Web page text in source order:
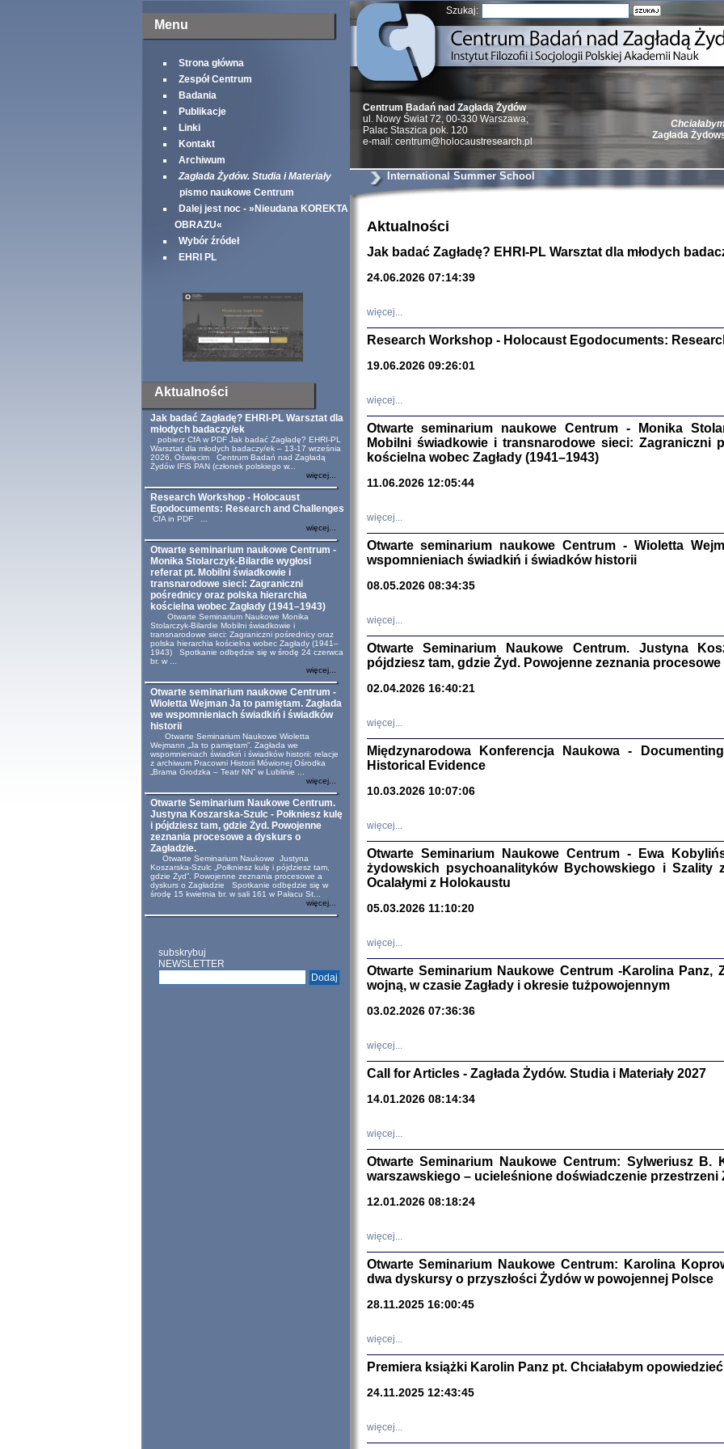
Menu
Strona główna
Zespół Centrum
Badania
Publikacje
Linki
Kontakt
Archiwum
Zagłada Żydów. Studia i Materiały
pismo naukowe Centrum
Dalej jest noc - »Nieudana KOREKTA
OBRAZU«
Wybór źródeł
EHRI PL
Aktualności
Jak badać Zagładę? EHRI-PL Warsztat dla
młodych badaczy/ek
pobierz CfA w PDF Jak badać Zagładę? EHRI-PL
Warsztat dla młodych badaczy/ek – 13-17 września
2026, Oświęcim Centrum Badań nad Zagładą
Żydów IFiS PAN (członek polskiego w...
więcej...
Research Workshop - Holocaust
Egodocuments: Research and Challenges
CfA in PDF ...
więcej...
Otwarte seminarium naukowe Centrum -
Monika Stolarczyk-Bilardie wygłosi
referat pt. Mobilni świadkowie i
transnarodowe sieci: Zagraniczni
pośrednicy oraz polska hierarchia
kościelna wobec Zagłady (1941–1943)
Otwarte Seminarium Naukowe Monika
Stolarczyk-Bilardie Mobilni świadkowie i
transnarodowe sieci: Zagraniczni pośrednicy oraz
polska hierarchia kościelna wobec Zagłady (1941–
1943) Spotkanie odbędzie się w środę 24 czerwca
br. w ...
więcej...
Otwarte seminarium naukowe Centrum -
Wioletta Wejman Ja to pamiętam. Zagłada
we wspomnieniach świadkiń i świadków
historii
Otwarte Seminarium Naukowe Wioletta
Wejmann „Ja to pamiętam”. Zagłada we
wspomnieniach świadkiń i świadków historii: relacje
z archiwum Pracowni Historii Mówionej Ośrodka
„Brama Grodzka – Teatr NN” w Lublinie ...
więcej...
Otwarte Seminarium Naukowe Centrum.
Justyna Koszarska-Szulc - Połkniesz kulę
i pójdziesz tam, gdzie Żyd. Powojenne
zeznania procesowe a dyskurs o
Zagładzie.
Otwarte Seminarium Naukowe Justyna
Koszarska-Szulc „Połkniesz kulę i pójdziesz tam,
gdzie Żyd”. Powojenne zeznania procesowe a
dyskurs o Zagładzie Spotkanie odbędzie się w
środę 15 kwietnia br. w sali 161 w Pałacu St...
więcej...
subskrybuj
NEWSLETTER
Szukaj:
Zagłada
Żydzi w
Natalia Aleksiun,
Deborah Dash
Turski, Laurence
Wagner Rózia
oprac.
oprac.
Zagłada
Studia i
NIE WIEMY CO
Sewek
Centrum Badań nad Zagładą Żydów
ul. Nowy Świat 72, 00-330 Warszawa;
Palac Staszica pok. 120
e-mail: centrum@holocaustresearch.pl
International Summer School
Aktualności
Jak badać Zagładę? EHRI-PL Warsztat dla młodych
24.06.2026 07:14:39
więcej...
Research Workshop - Holocaust Egodocuments:
19.06.2026 09:26:01
więcej...
Otwarte seminarium naukowe Centrum - Monika
Mobilni świadkowie i transnarodowe sieci: Zagraniczni
kościelna wobec Zagłady (1941–1943)
11.06.2026 12:05:44
więcej...
Otwarte seminarium naukowe Centrum - Wioletta
wspomnieniach świadkiń i świadków historii
08.05.2026 08:34:35
więcej...
Otwarte Seminarium Naukowe Centrum. Justyna
pójdziesz tam, gdzie Żyd. Powojenne zeznania procesowe
02.04.2026 16:40:21
więcej...
Międzynarodowa Konferencja Naukowa -
Historical Evidence
10.03.2026 10:07:06
więcej...
Otwarte Seminarium Naukowe Centrum - Ewa
żydowskich psychoanalityków Bychowskiego i
Ocalałymi z Holokaustu
05.03.2026 11:10:20
więcej...
Otwarte Seminarium Naukowe Centrum -Karolina Panz,
wojną, w czasie Zagłady i okresie tużpowojennym
03.02.2026 07:36:36
więcej...
Call for Articles - Zagłada Żydów. Studia i Materiały 2027
14.01.2026 08:14:34
więcej...
Otwarte Seminarium Naukowe Centrum: Sylweriusz B.
warszawskiego – ucieleśnione doświadczenie przestrzeni
12.01.2026 08:18:24
więcej...
Otwarte Seminarium Naukowe Centrum: Karolina
dwa dyskursy o przyszłości Żydów w powojennej Polsce
28.11.2025 16:00:45
więcej...
Premiera książki Karolin Panz pt. Chciałabym
24.11.2025 12:43:45
więcej...